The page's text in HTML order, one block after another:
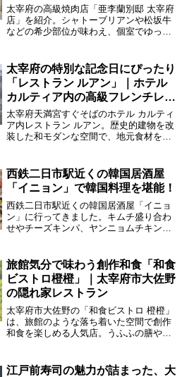
太宰府の高級焼肉店「亜李蘭別邸 太宰府
店」を紹介。シャトーブリアンや松坂牛
などの希少部位が味わえ、個室でゆった
見。ランチ・コースでお得に楽しめる！
太宰府の特別な記念日にぴったり
「レストラン ルアン」｜ホテル
カルティア内の高級フレンチレス
トラン
太宰府天満宮すぐそばのホテル カルティ
ア内レストラン ルアン。歴史的建物を改
装した和モダンな空間で、地元食材を使
す。
西鉄二日市駅近くの韓国居酒屋
「イニョン」で韓国料理を堪能！
西鉄二日市駅近くの韓国居酒屋「イニョ
ン」に行ってきました。キムチ盛り合わ
せやチーズキンパ、ヤンニョムチキン、
すすめのお店です。
旅館気分で味わう創作和食「和食
ビストロ橙橙」｜太宰府市大佐野
の隠れ家レストラン
太宰府市大佐野の「和食ビストロ 橙橙」
は、旅館のような落ち着いた空間で創作
和食を楽しめる人気店。うふふの膳や霧
スが半額になる特典も！
江戸前寿司の魅力が詰まった、大